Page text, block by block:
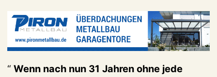
Wenn nach nun 31 Jahren ohne jede